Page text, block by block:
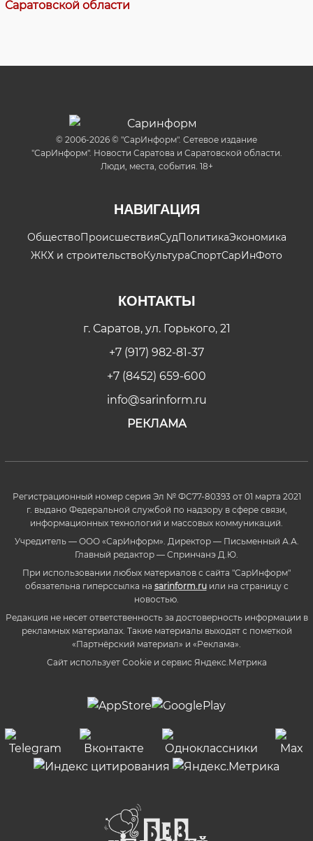
Саратовской области
© 2006-2026 © "СарИнформ". Сетевое издание
"СарИнформ". Новости Саратова и Саратовской области.
Люди, места, события. 18+
НАВИГАЦИЯ
ОбществоПроисшествияСудПолитикаЭкономика
ЖКХ и строительствоКультураСпортСарИнФото
КОНТАКТЫ
г. Саратов, ул. Горького, 21
+7 (917) 982-81-37
+7 (8452) 659-600
info@sarinform.ru
РЕКЛАМА
Регистрационный номер серия Эл № ФС77-80393 от 01 марта 2021
г. выдано Федеральной службой по надзору в сфере связи,
информационных технологий и массовых коммуникаций.
Учредитель — ООО «СарИнформ». Директор — Письменный А.А.
Главный редактор — Спринчанэ Д.Ю.
При использовании любых материалов с сайта "СарИнформ"
обязательна гиперссылка на sarinform.ruили на страницу с
новостью.
Редакция не несет ответственность за достоверность информации в
рекламных материалах. Такие материалы выходят с пометкой
«Партнёрский материал» и «Реклама».
Сайт использует Cookie и сервиc Яндекс.Метрика